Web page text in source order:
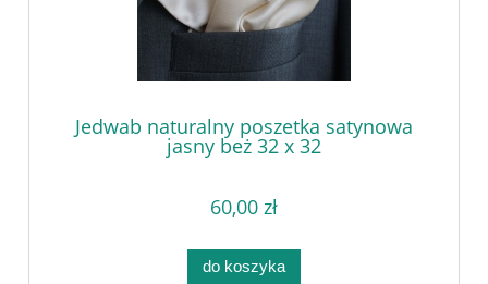
Jedwab naturalny poszetka satynowa
jasny beż 32 x 32
60,00 zł
do koszyka